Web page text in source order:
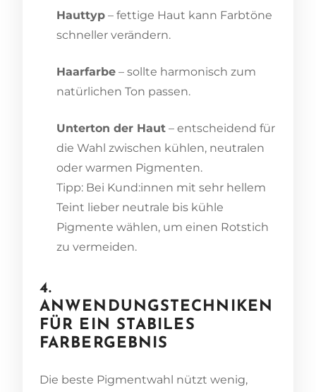
Hauttyp – fettige Haut kann Farbtöne
schneller verändern.
Haarfarbe – sollte harmonisch zum
natürlichen Ton passen.
Unterton der Haut – entscheidend für
die Wahl zwischen kühlen, neutralen
oder warmen Pigmenten.
Tipp: Bei Kund:innen mit sehr hellem
Teint lieber neutrale bis kühle
Pigmente wählen, um einen Rotstich
zu vermeiden.
4.
ANWENDUNGSTECHNIKEN
FÜR EIN STABILES
FARBERGEBNIS
Die beste Pigmentwahl nützt wenig,